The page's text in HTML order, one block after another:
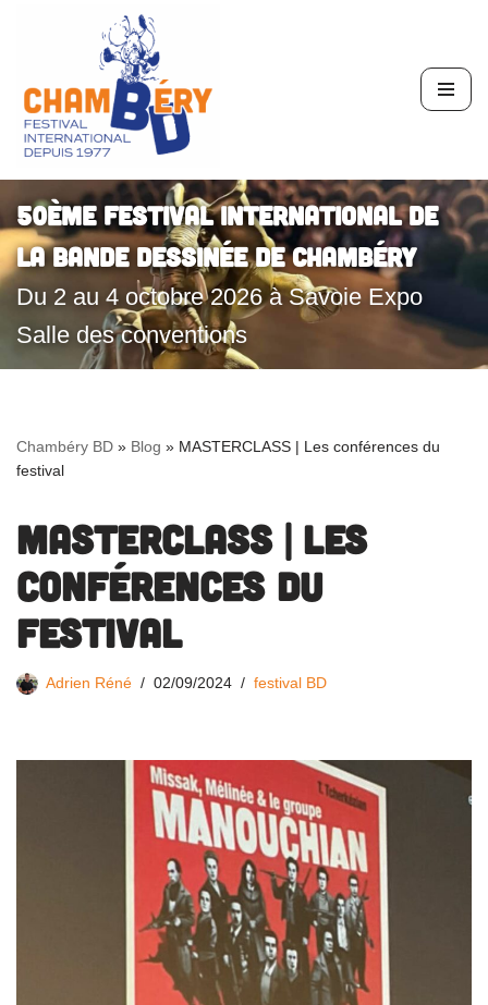
au
contenu
50ème Festival International de
la Bande Dessinée de Chambéry
Du 2 au 4 octobre 2026 à Savoie Expo
Salle des conventions
Chambéry BD » Blog » MASTERCLASS | Les conférences du
festival
MASTERCLASS | Les
conférences du
festival
Adrien Réné 02/09/2024 festival BD